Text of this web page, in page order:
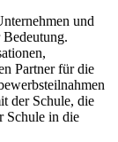
und
Partner für die
der Schule, die
Schule in die